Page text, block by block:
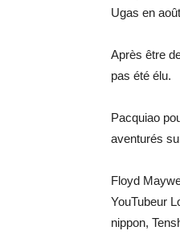
Ugas en
Après être
pas été élu.
Pacquiao
aventurés
Floyd
YouTubeur
nippon,